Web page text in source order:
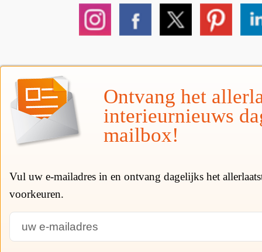
Ontvang het
interieurnieuws
mailbox!
Vul uw e-mailadres in en ontvang dagelijks het
voorkeuren.